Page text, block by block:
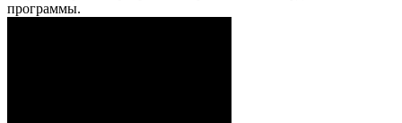
программы.